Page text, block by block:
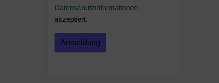
Datenschutzinformationen
akzeptiert.